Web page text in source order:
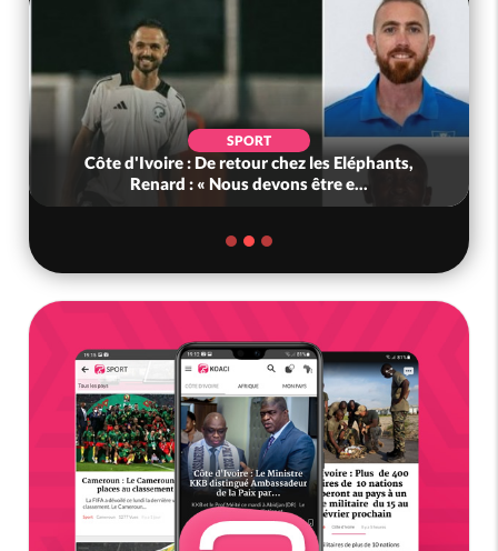
SPORT
Côte d'Ivoire : De retour chez les Eléphants,
Renard : « Nous devons être e...